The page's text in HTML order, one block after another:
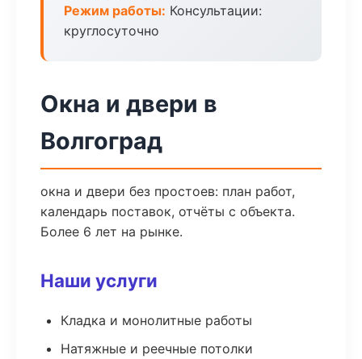
Режим работы: Консультации:
круглосуточно
Окна и двери в
Волгоград
окна и двери без простоев: план работ,
календарь поставок, отчёты с объекта.
Более 6 лет на рынке.
Наши услуги
Кладка и монолитные работы
Натяжные и реечные потолки